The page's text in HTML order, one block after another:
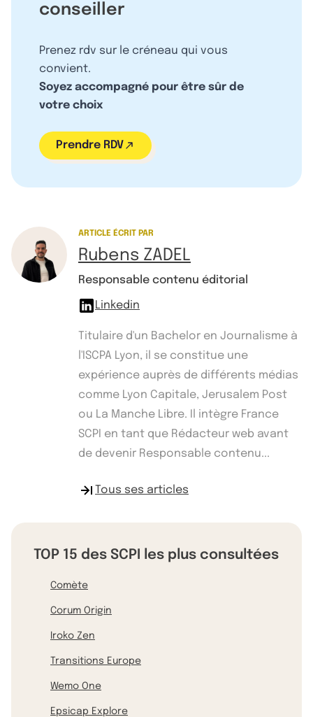
conseiller
Prenez rdv sur le créneau qui vous
convient.
Soyez accompagné pour être sûr de
votre choix
Prendre RDV
ARTICLE ÉCRIT PAR
Rubens ZADEL
Responsable contenu éditorial
Linkedin
Titulaire d'un Bachelor en Journalisme à
l'ISCPA Lyon, il se constitue une
expérience auprès de différents médias
comme Lyon Capitale, Jerusalem Post
ou La Manche Libre. Il intègre France
SCPI en tant que Rédacteur web avant
de devenir Responsable contenu...
Tous ses articles
TOP 15 des SCPI les plus consultées
Comète
Corum Origin
Iroko Zen
Transitions Europe
Wemo One
Epsicap Explore